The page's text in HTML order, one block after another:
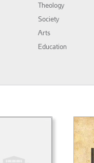
Theology
Society
Arts
Education